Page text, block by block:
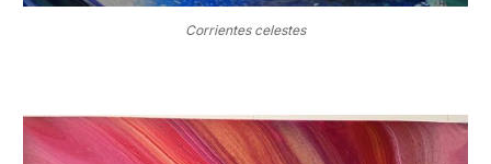
Corrientes celestes